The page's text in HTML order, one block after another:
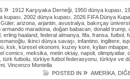
» 1912 Karşıyaka Derneği 1950 dünya kupası
kupası 2002 dünya kupası 2026 FIFA Dünya
, arizona arjantin avustralya bakırçay
armando maradona doğan babacan donald trump
erling haaland federal almanya fifa fransa futbol
ikinci dünya savaşı infantino ingiltere
ksk küresel ekonomi kuzey kore kylian mbappe
comics meksika metin oktay, napoli olimpiyatlar,
türk futbolu türkiye futbol federasyonu türkiye ve
Vincenzo Montella
POSTED IN » AMERİKA